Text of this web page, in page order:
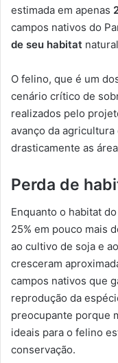
estimada em apenas
campos nativos do
de seu habitat
O felino, que é um
cenário crítico de
realizados pelo
avanço da
drasticamente as
Perda de
Enquanto o habitat
25% em pouco mais
ao cultivo de soja e
cresceram
campos nativos que
reprodução da
preocupante porque
ideais para o felino
conservação.